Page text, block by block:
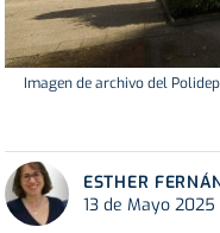
Imagen de archivo del
ESTHER
13 de Mayo 2025